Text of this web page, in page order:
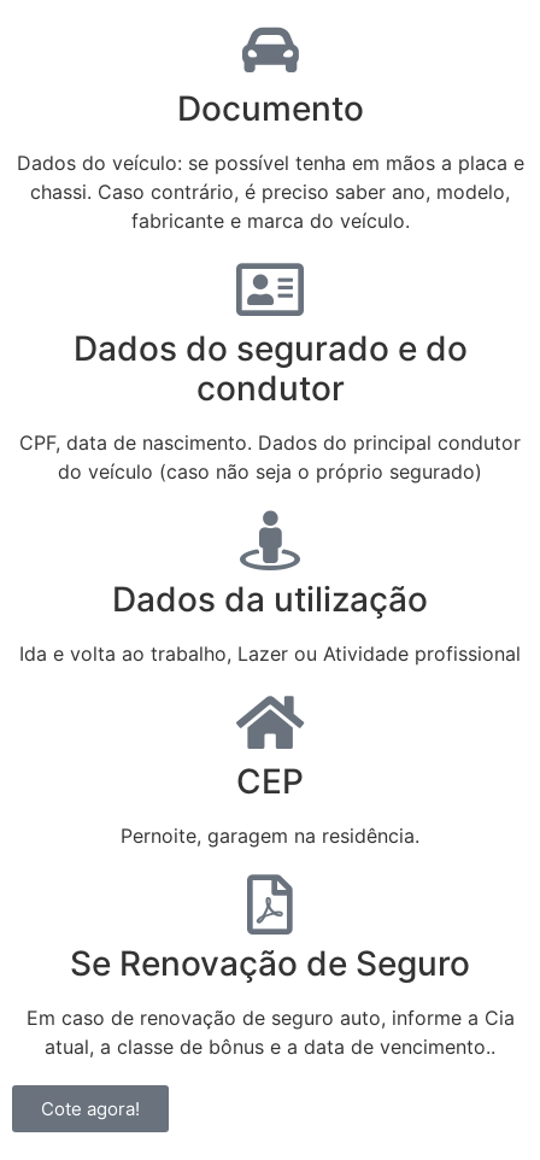
Documento
Dados do veículo: se possível tenha em mãos a placa e
chassi. Caso contrário, é preciso saber ano, modelo,
fabricante e marca do veículo.
Dados do segurado e do
condutor
CPF, data de nascimento. Dados do principal condutor
do veículo (caso não seja o próprio segurado)
Dados da utilização
Ida e volta ao trabalho, Lazer ou Atividade profissional
CEP
Pernoite, garagem na residência.
Se Renovação de Seguro
Em caso de renovação de seguro auto, informe a Cia
atual, a classe de bônus e a data de vencimento..
Cote agora!